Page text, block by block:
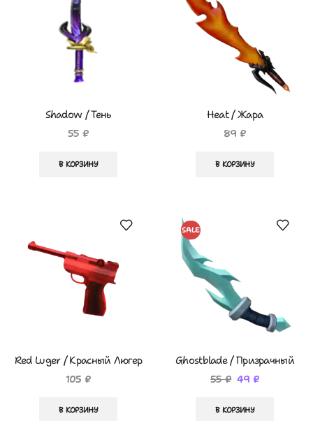
Shadow / Тень
55 ₽
В КОРЗИНУ
Heat / Жара
89 ₽
В КОРЗИНУ
Red Luger / Красный Люгер
105 ₽
В КОРЗИНУ
SALE
Ghostblade / Призрачный
Клинок
55₽ 49 ₽
В КОРЗИНУ